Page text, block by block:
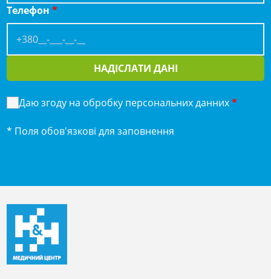
Телефон*
НАДІСЛАТИ ДАНІ
Даю згоду на обробку персональних данних*
* Поля обов'язкові для заповнення